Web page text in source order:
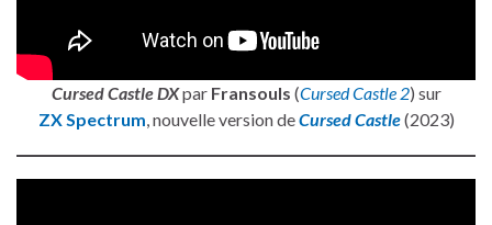
Cursed Castle DXpar Fransouls (Cursed Castle 2) sur
ZX Spectrum, nouvelle version deCursed Castle(2023)